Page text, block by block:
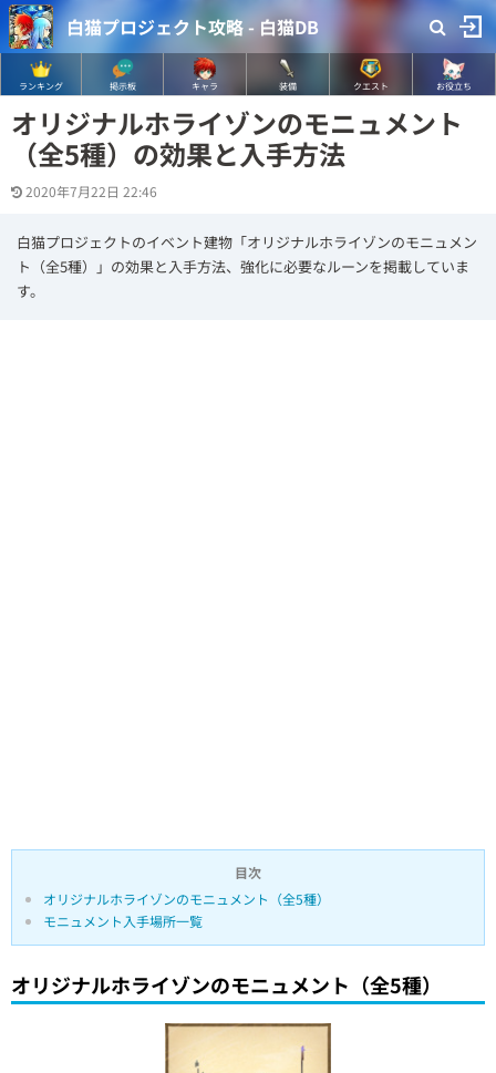
白猫プロジェクト攻略 - 白猫DB
ランキング 掲示板 キャラ 装備 クエスト お役立ち
オリジナルホライゾンのモニュメント
（全5種）の効果と入手方法
2020年7月22日 22:46
白猫プロジェクトのイベント建物「オリジナルホライゾンのモニュメン
ト（全5種）」の効果と入手方法、強化に必要なルーンを掲載していま
す。
目次
オリジナルホライゾンのモニュメント（全5種）
モニュメント入手場所一覧
オリジナルホライゾンのモニュメント（全5種）